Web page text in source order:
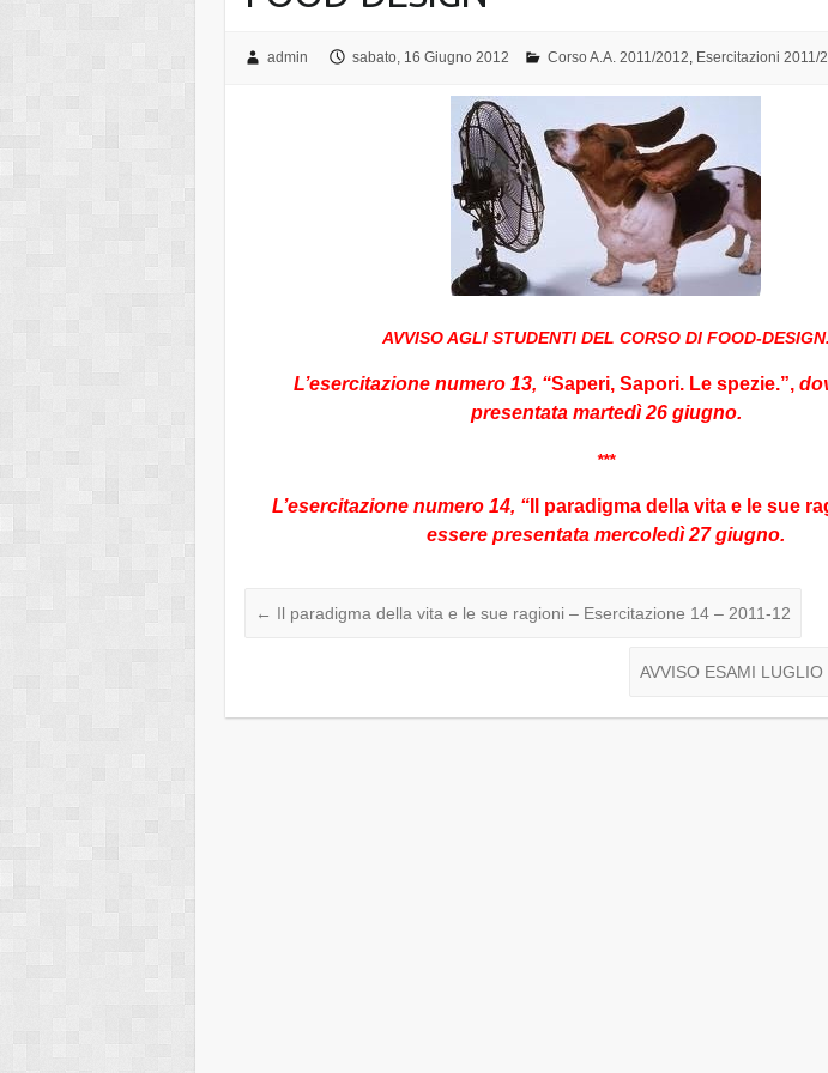
admin sabato, 16 Giugno 2012 Corso A.A. 2011/2012 Esercitazioni 2011/
AVVISO AGLI STUDENTI DEL CORSO DI FOOD-DESIGN.
L’esercitazione numero 13, “Saperi, Sapori. Le spezie.”,
presentata martedì 26 giugno.
***
L’esercitazione numero 14, “Il paradigma della vita e le sue
essere presentata mercoledì 27 giugno.
← Il paradigma della vita e le sue ragioni – Esercitazione 14 – 2011-12
AVVISO ESAMI